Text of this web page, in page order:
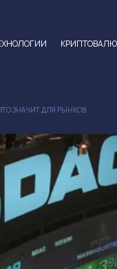
ЭТО ЗНАЧИТ ДЛЯ РЫНКОВ